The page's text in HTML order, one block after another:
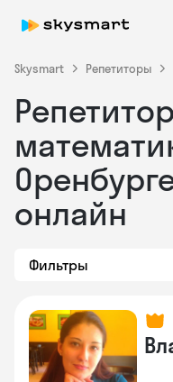
Skysmart Репетиторы
онлайн
Фильтры